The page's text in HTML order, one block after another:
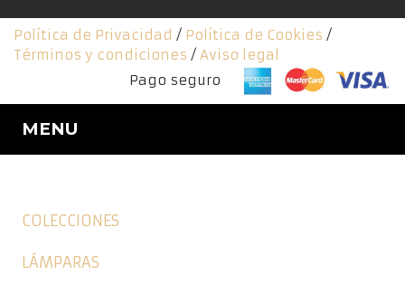
Política de Privacidad / Política de Cookies /
Términos y condiciones / Aviso legal
Pago seguro
MENU
COLECCIONES
LÁMPARAS